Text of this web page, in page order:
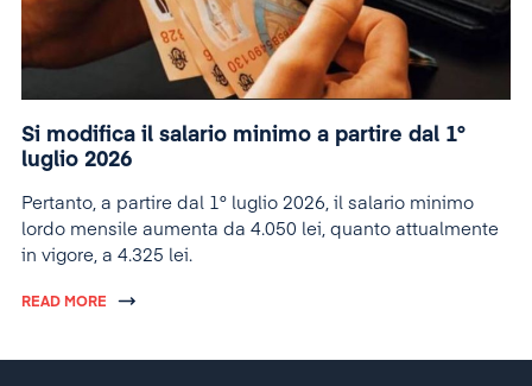
Si modifica il salario minimo a partire dal 1°
luglio 2026
Pertanto, a partire dal 1° luglio 2026, il salario minimo
lordo mensile aumenta da 4.050 lei, quanto attualmente
in vigore, a 4.325 lei.
READ MORE